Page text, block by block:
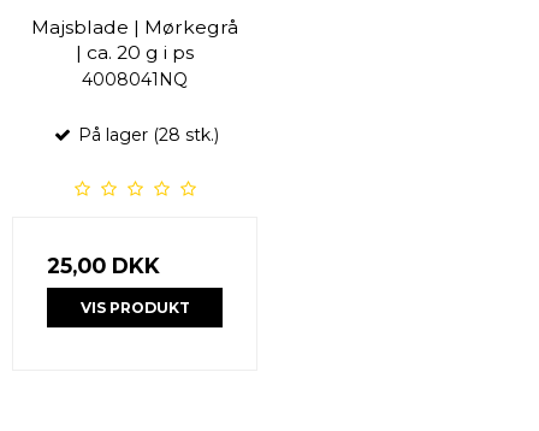
Majsblade | Mørkegrå
| ca. 20 g i ps
4008041NQ
På lager (28 stk.)
25,00 DKK
VIS PRODUKT